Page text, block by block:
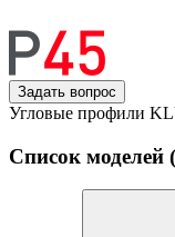
Задать вопрос
Угловые профили
Список моделей